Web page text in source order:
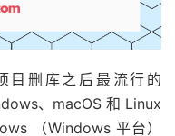
目删库之后最流行的
、macOS 和 Linux
（Windows 平台）